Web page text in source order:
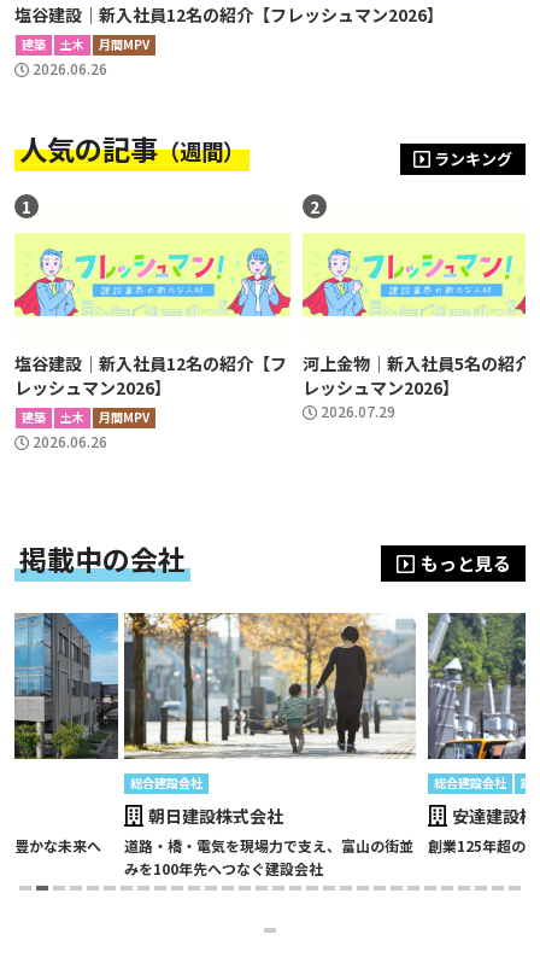
塩谷建設｜新入社員12名の紹介【フレッシュマン2026】
建築 土木 月間MPV
2026.06.26
人気の記事（週間）
1
塩谷建設｜新入社員12名の紹介【フ
レッシュマン2026】
建築 土木 月間MPV
2026.06.26
2
河上金物｜新入社員5名の紹介
レッシュマン2026】
2026.07.29
ランキング
掲載中の会社
かな未来へ
総合建設会社
朝日建設株式会社
道路・橋・電気を現場力で支え、富山の街並
みを100年先へつなぐ建設会社
総合建設会社 設計
安達建設株
創業125年超の地
もっと見る